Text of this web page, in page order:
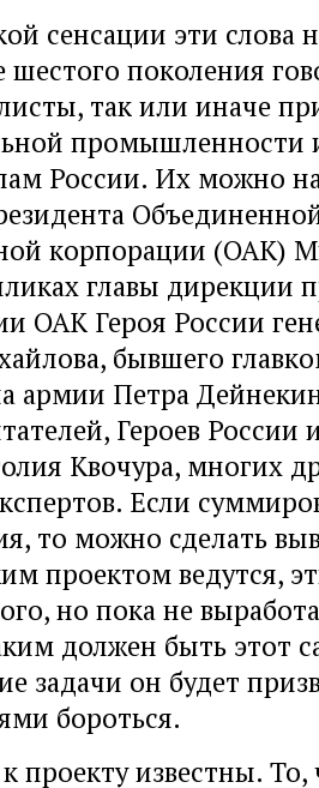
сенсации эти слова
шестого поколения
так или иначе
промышленности
России. Их можно
корпорации (ОАК)
главы дирекции
ОАК Героя России
бывшего
армии Петра
Героев России
Квочура, многих
Если
то можно сделать
проектом ведутся,
но пока не
должен быть этот
задачи он будет
бороться.
проекту известны. То,